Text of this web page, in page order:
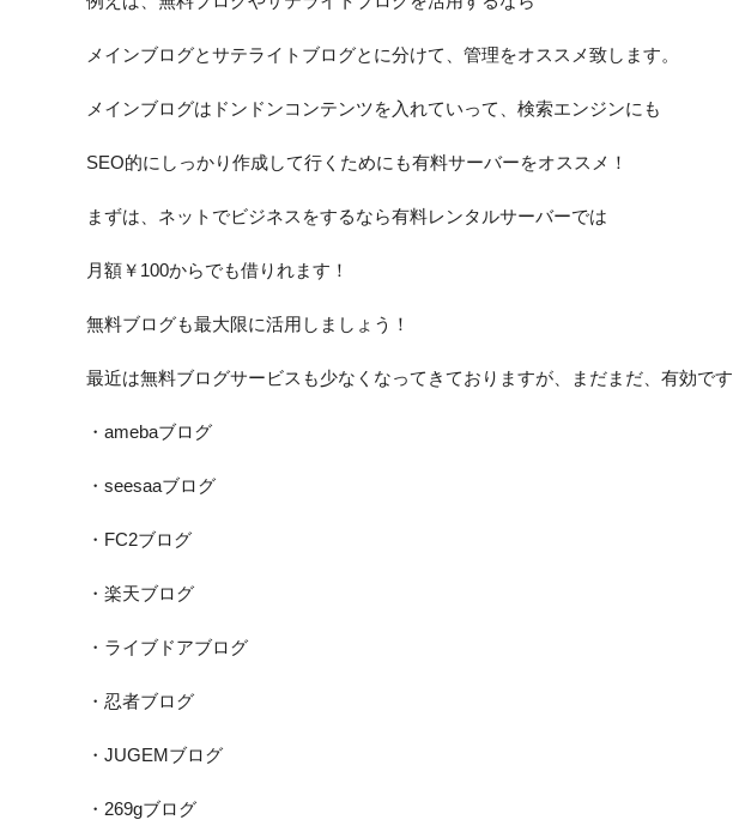
メインブログとサテライトブログとに分けて、管理をオススメ致します。
メインブログはドンドンコンテンツを入れていって、検索エンジンにも
SEO的にしっかり作成して行くためにも有料サーバーをオススメ！
まずは、ネットでビジネスをするなら有料レンタルサーバーでは
月額￥100からでも借りれます！
無料ブログも最大限に活用しましょう！
最近は無料ブログサービスも少なくなってきておりますが、まだまだ、有効です
・amebaブログ
・seesaaブログ
・FC2ブログ
・楽天ブログ
・ライブドアブログ
・忍者ブログ
・JUGEMブログ
・269gブログ